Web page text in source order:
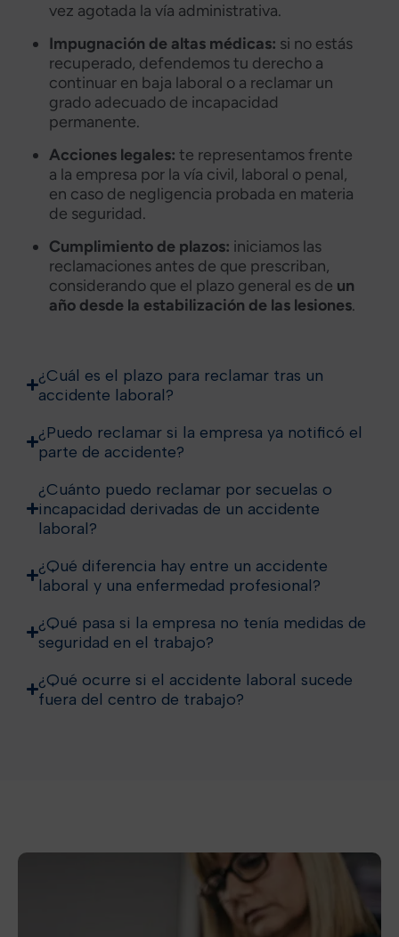
vez agotada la vía administrativa.
Impugnación de altas médicas: si no estás
recuperado, defendemos tu derecho a
continuar en baja laboral o a reclamar un
grado adecuado de incapacidad
permanente.
Acciones legales: te representamos frente
a la empresa por la vía civil, laboral o penal,
en caso de negligencia probada en materia
de seguridad.
Cumplimiento de plazos: iniciamos las
reclamaciones antes de que prescriban,
considerando que el plazo general es de un
año desde la estabilización de las lesiones.
¿Cuál es el plazo para reclamar tras un
accidente laboral?
¿Puedo reclamar si la empresa ya notificó el
parte de accidente?
¿Cuánto puedo reclamar por secuelas o
incapacidad derivadas de un accidente
laboral?
¿Qué diferencia hay entre un accidente
laboral y una enfermedad profesional?
¿Qué pasa si la empresa no tenía medidas de
seguridad en el trabajo?
¿Qué ocurre si el accidente laboral sucede
fuera del centro de trabajo?